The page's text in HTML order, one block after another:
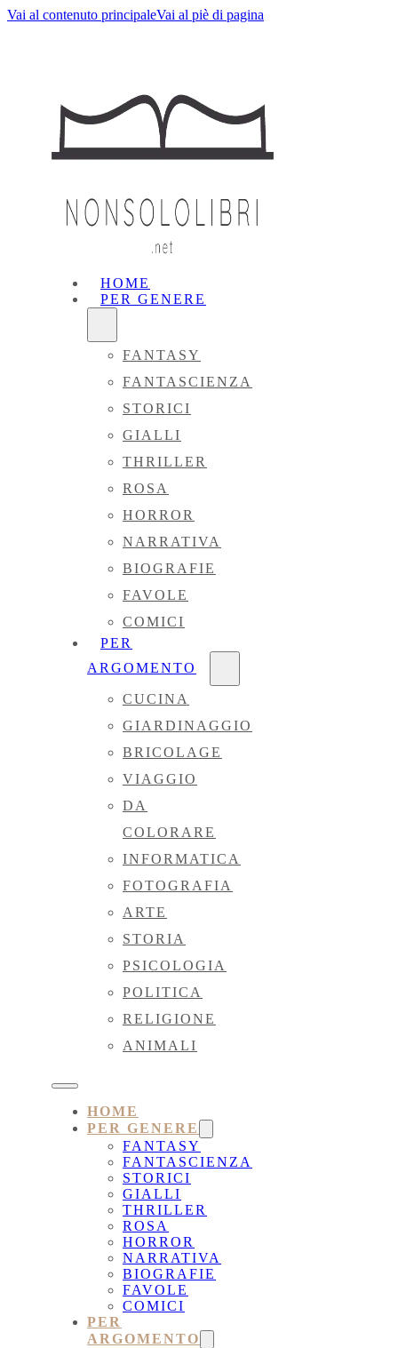
Vai al contenuto principaleVai al piè di pagina
HOME
PER GENERE
FANTASY
FANTASCIENZA
STORICI
GIALLI
THRILLER
ROSA
HORROR
NARRATIVA
BIOGRAFIE
FAVOLE
COMICI
PER
ARGOMENTO
CUCINA
GIARDINAGGIO
BRICOLAGE
VIAGGIO
DA
COLORARE
INFORMATICA
FOTOGRAFIA
ARTE
STORIA
PSICOLOGIA
POLITICA
RELIGIONE
ANIMALI
HOME
PER GENERE
FANTASY
FANTASCIENZA
STORICI
GIALLI
THRILLER
ROSA
HORROR
NARRATIVA
BIOGRAFIE
FAVOLE
COMICI
PER
ARGOMENTO